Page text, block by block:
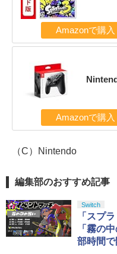
Amazonで購入
Amazonで購入
（C）Nintendo
編集部のおすすめ記事
Switch
「スプ
「霧の
部時間で